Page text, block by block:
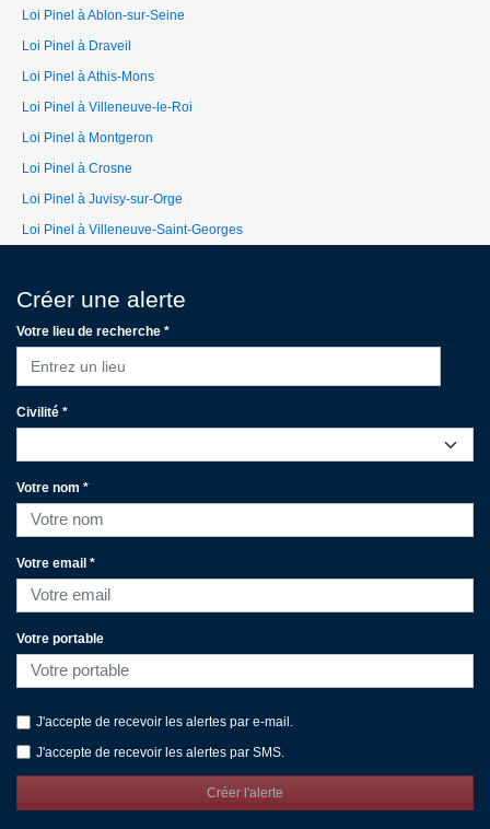
Loi Pinel à Ablon-sur-Seine
Loi Pinel à Draveil
Loi Pinel à Athis-Mons
Loi Pinel à Villeneuve-le-Roi
Loi Pinel à Montgeron
Loi Pinel à Crosne
Loi Pinel à Juvisy-sur-Orge
Loi Pinel à Villeneuve-Saint-Georges
Créer une alerte
Votre lieu de recherche *
Entrez un lieu
Civilité *
Votre nom *
Votre email *
Votre portable
J'accepte de recevoir les alertes par e-mail.
J'accepte de recevoir les alertes par SMS.
Créer l'alerte